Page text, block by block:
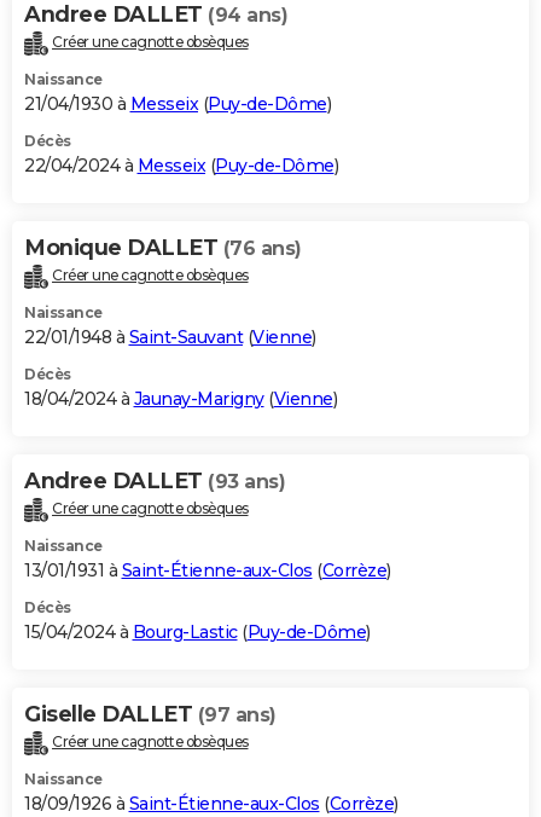
Andree DALLET (94 ans)
Créer une cagnotte obsèques
Naissance
21/04/1930 à Messeix(Puy-de-Dôme)
Décès
22/04/2024 à Messeix(Puy-de-Dôme)
Monique DALLET (76 ans)
Créer une cagnotte obsèques
Naissance
22/01/1948 à Saint-Sauvant(Vienne)
Décès
18/04/2024 à Jaunay-Marigny(Vienne)
Andree DALLET (93 ans)
Créer une cagnotte obsèques
Naissance
13/01/1931 à Saint-Étienne-aux-Clos (Corrèze)
Décès
15/04/2024 à Bourg-Lastic(Puy-de-Dôme)
Giselle DALLET (97 ans)
Créer une cagnotte obsèques
Naissance
18/09/1926 à Saint-Étienne-aux-Clos (Corrèze)